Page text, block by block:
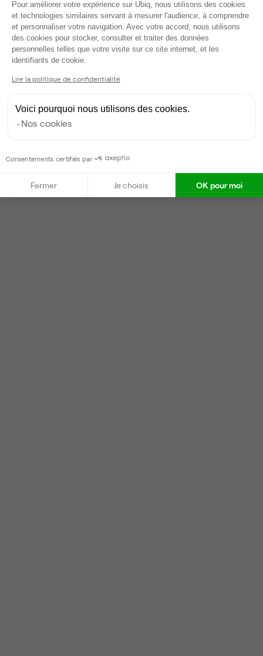
Gestionnaire de l'espace
Vanessa
Partenaire depuis 2022
Taux de réponse : 30%
Locataires trouvés sur Ubiq : 87
Pour améliorer votre expérience sur Ubiq, nous utilisons des cookies
et technologies similaires servant à mesurer l'audience, à comprendre
et personnaliser votre navigation. Avec votre accord, nous utilisons
des cookies pour stocker, consulter et traiter des données
personnelles telles que votre visite sur ce site internet, et les
identifiants de cookie.
Lire la politique de confidentialité
Voici pourquoi nous utilisons des cookies.
Nos cookies
Consentements certifiés par
Fermer Je choisis OK pour moi